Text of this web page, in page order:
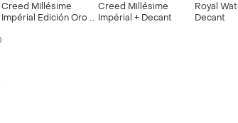
Creed Millésime
Impérial Edición Oro +
Creed Millésime
Impérial + Decant
Royal
Decant